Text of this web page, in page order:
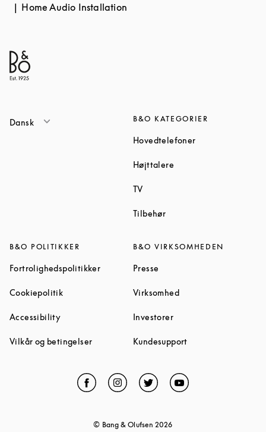
Home Audio Installation
Dansk B&O KATEGORIER
HovedtelefonerLink Opens in
Højttalere
TVLink Opens in New Tab
TilbehørLink Opens in New Tab
B&O POLITIKKER
FortrolighedspolitikkerLink Opens in New Tab
CookiepolitikLink Opens in New Tab
AccessibilityLink Opens in New Tab
Vilkår og betingelserLink Opens in New Tab
B&O VIRKSOMHEDEN
Presse
VirksomhedLink Opens in New
InvestorerLink Opens in New Tab
KundesupportLink Opens in New
Facebook
Link Opens in New Tab
Instagram
Link Opens in New Tab
TwitterLink Opens in New Tab
YouTubeLink Opens in
© Bang & Olufsen2026